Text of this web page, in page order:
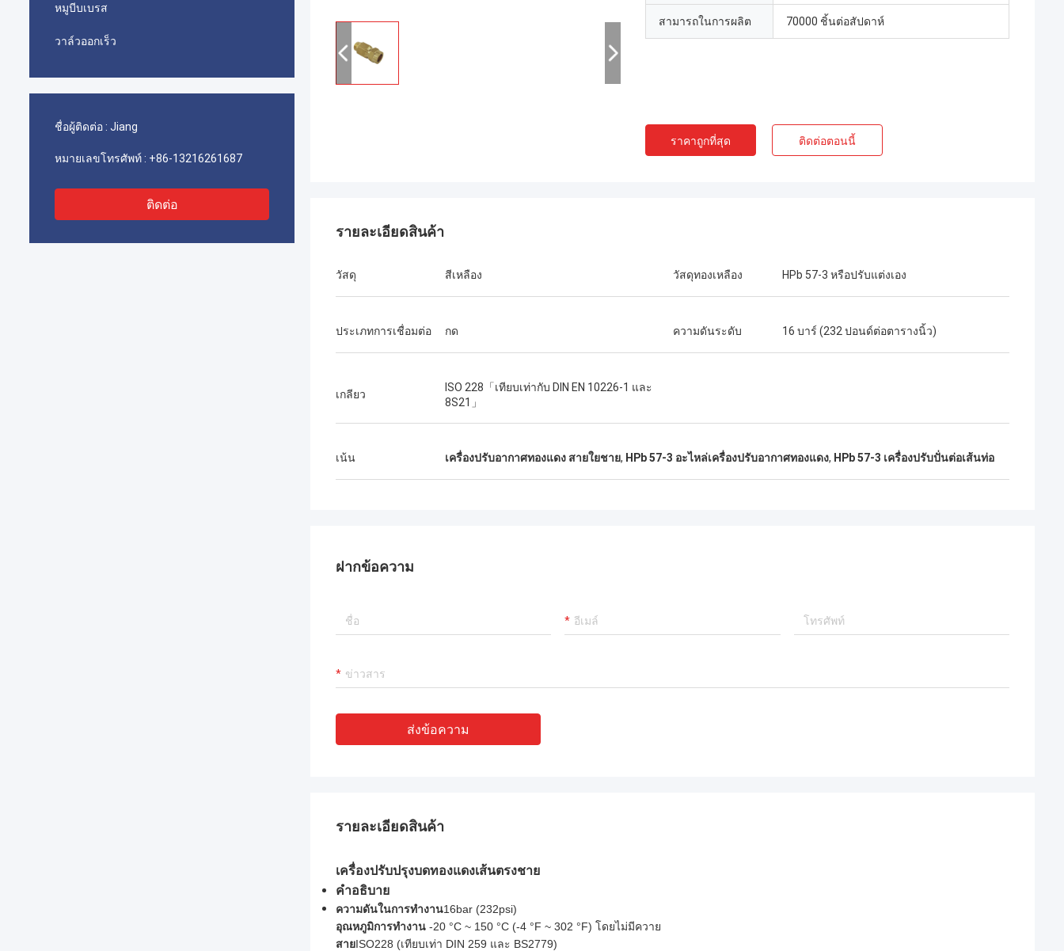
หมูบีบเบรส
วาล์วออกเร็ว
ชื่อผู้ติดต่อ : Jiang
หมายเลขโทรศัพท์ : +86-13216261687
ติดต่อ
สามารถในการผลิต 70000 ชิ้นต่อสัปดาห์
ราคาถูกที่สุด ติดต่อตอนนี้
รายละเอียดสินค้า
วัสดุ สีเหลือง วัสดุทองเหลือง HPb 57-3 หรือปรับแต่งเอง
ประเภทการเชื่อมต่อ กด ความดันระดับ 16 บาร์ (232 ปอนด์ต่อตารางนิ้ว)
เกลียว
ISO 228「เทียบเท่ากับ DIN EN 10226-1 และ
8S21」
เน้น เครื่องปรับอากาศทองแดง สายใยชาย, HPb 57-3 อะไหล่เครื่องปรับอากาศทองแดง, HPb 57-3 เครื่องปรับปั่นต่อเส้นท่อ
ฝากข้อความ
ส่งข้อความ
รายละเอียดสินค้า
เครื่องปรับปรุงบดทองแดงเส้นตรงชาย
คําอธิบาย
ความดันในการทํางาน16bar (232psi)
อุณหภูมิการทํางาน -20 °C ~ 150 °C (-4 °F ~ 302 °F) โดยไม่มีควาย
สายISO228 (เทียบเท่า DIN 259 และ BS2779)